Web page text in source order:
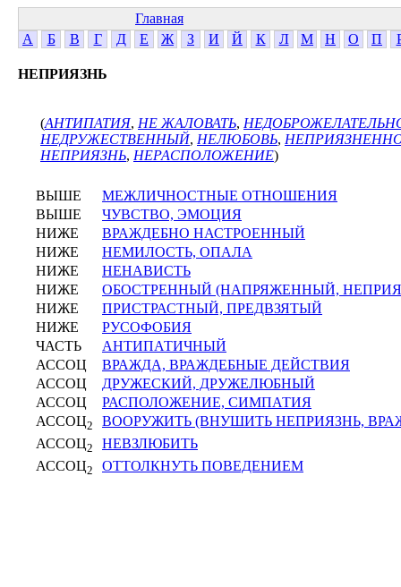
Главная
А
Б В Г Д Е Ж З И Й К Л М Н О П
НЕПРИЯЗНЬ
(АНТИПАТИЯ, НЕ ЖАЛОВАТЬ,
НЕДРУЖЕСТВЕННЫЙ, НЕЛЮБОВЬ,
НЕПРИЯЗНЬ, НЕРАСПОЛОЖЕНИЕ)
ВЫШЕ
МЕЖЛИЧНОСТНЫЕ ОТНОШЕНИЯ
ВЫШЕ
ЧУВСТВО, ЭМОЦИЯ
НИЖЕ
ВРАЖДЕБНО НАСТРОЕННЫЙ
НИЖЕ
НЕМИЛОСТЬ, ОПАЛА
НИЖЕ
НЕНАВИСТЬ
НИЖЕ
ОБОСТРЕННЫЙ (НАПРЯЖЕННЫЙ,
НИЖЕ
ПРИСТРАСТНЫЙ, ПРЕДВЗЯТЫЙ
НИЖЕ
РУСОФОБИЯ
ЧАСТЬ
АНТИПАТИЧНЫЙ
АССОЦ
ВРАЖДА, ВРАЖДЕБНЫЕ ДЕЙСТВИЯ
АССОЦ
ДРУЖЕСКИЙ, ДРУЖЕЛЮБНЫЙ
АССОЦ
РАСПОЛОЖЕНИЕ, СИМПАТИЯ
АССОЦ2
ВООРУЖИТЬ (ВНУШИТЬ НЕПРИЯЗНЬ,
АССОЦ2
НЕВЗЛЮБИТЬ
АССОЦ2 ОТТОЛКНУТЬ ПОВЕДЕНИЕМ